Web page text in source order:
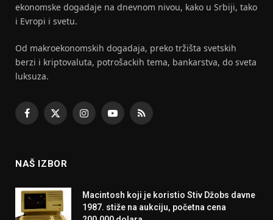
ekonomske dogadaje na dnevnom nivou, kako u Srbiji, tako
i Evropi i svetu.
Od makroekonomskih dogadaja, preko tržišta svetskih
berzi i kriptovaluta, potrošackih tema, bankarstva, do sveta
luksuza.
Facebook
X
InstagramYouTubeRSS
NAŠ IZBOR
Macintosh koji je koristio Stiv Džobs davne
1987. stiže na aukciju, početna cena